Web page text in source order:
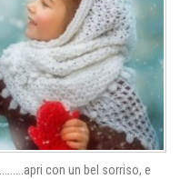
con un bel sorriso, e